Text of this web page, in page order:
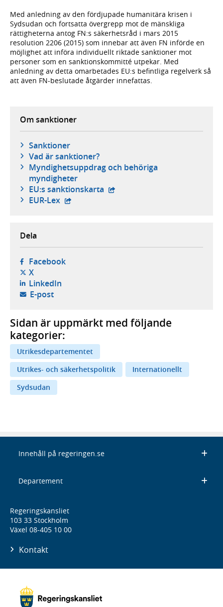
Med anledning av den fördjupade humanitära krisen i
Sydsudan och fortsatta övergrepp mot de mänskliga
rättigheterna antog FN:s säkerhetsråd i mars 2015
resolution 2206 (2015) som innebar att även FN införde en
möjlighet att införa individuellt riktade sanktioner mot
personer som en sanktionskommitté utpekar. Med
anledning av detta omarbetades EU:s befintliga regelverk så
att även FN-beslutade åtgärder innefattas.
Om sanktioner
Sanktioner
Vad är sanktioner?
Myndighetsuppdrag och behöriga
myndigheter
EU:s sanktionskarta - extern webbplats,
EUR-Lex - extern webbplats,
Dela
Facebook- öppnas i ny flik, extern webbplats,
X- öppnas i ny flik, extern webbplats,
LinkedIn- öppnas i ny flik, extern webbplats,
E-post- öppnar din e-postklient,
Sidan är uppmärkt med följande
kategorier:
Utrikesdepartementet
Utrikes- och säkerhetspolitik
Internationellt
Sydsudan
Innehåll på regeringen.se
Departement
Regeringskansliet
103 33 Stockholm
Växel 08-405 10 00
Kontakt